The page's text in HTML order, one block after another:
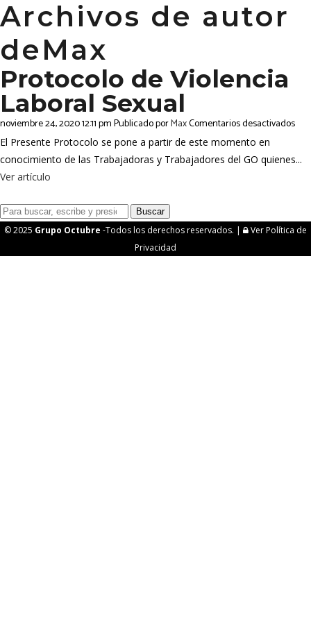
Archivos de autor
deMax
Protocolo de Violencia
Laboral Sexual
noviembre 24, 2020 12:11 pmPublicado porMaxComentarios desactivadosen
de
El Presente Protocolo se pone a partir de este momento en
conocimiento de las Trabajadoras y Trabajadores del GO quienes...
Ver artículo
Buscar
© 2025 Grupo Octubre -Todos los derechos reservados. |
Ver Política de
Privacidad